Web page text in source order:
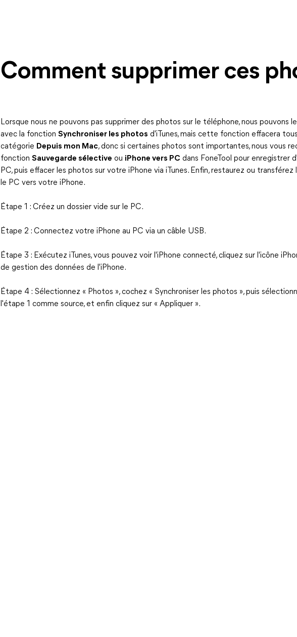
Comment supprimer ces
Lorsque nous ne pouvons pas supprimer des photos sur le téléphone, nous pouvons
avec la fonction Synchroniser les photos d'iTunes, mais cette fonction effacera
catégorie Depuis mon Mac, donc si certaines photos sont importantes, nous vous
fonction Sauvegarde sélective ou iPhone vers PC dans FoneTool pour enregistrer
PC, puis effacer les photos sur votre iPhone via iTunes. Enfin, restaurez ou
le PC vers votre iPhone.
Étape 1 : Créez un dossier vide sur le PC.
Étape 2 : Connectez votre iPhone au PC via un câble USB.
Étape 3 : Exécutez iTunes, vous pouvez voir l'iPhone connecté, cliquez sur l'icône
de gestion des données de l'iPhone.
Étape 4 : Sélectionnez « Photos », cochez « Synchroniser les photos », puis
l'étape 1 comme source, et enfin cliquez sur « Appliquer ».